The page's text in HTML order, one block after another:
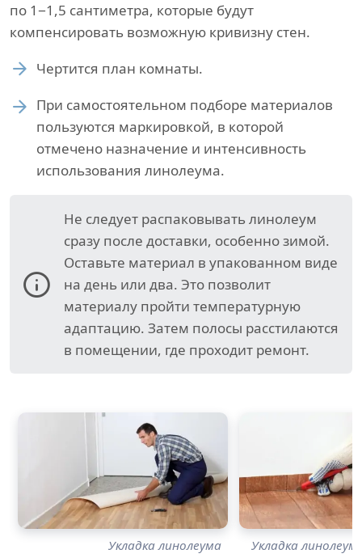
по 1−1,5 сантиметра, которые будут
компенсировать возможную кривизну стен.
Чертится план комнаты.
При самостоятельном подборе материалов
пользуются маркировкой, в которой
отмечено назначение и интенсивность
использования линолеума.
Не следует распаковывать линолеум
сразу после доставки, особенно зимой.
Оставьте материал в упакованном виде
на день или два. Это позволит
материалу пройти температурную
адаптацию. Затем полосы расстилаются
в помещении, где проходит ремонт.
Укладка линолеума
Укладка